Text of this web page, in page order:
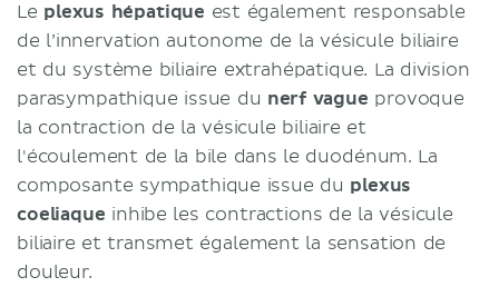
Le plexus hépatique est également responsable
de l’innervation autonome de la vésicule biliaire
et du système biliaire extrahépatique. La division
parasympathique issue du nerf vague provoque
la contraction de la vésicule biliaire et
l'écoulement de la bile dans le duodénum. La
composante sympathique issue du plexus
coeliaque inhibe les contractions de la vésicule
biliaire et transmet également la sensation de
douleur.